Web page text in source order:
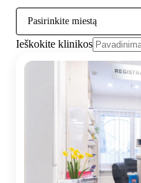
Pasirinkite miestą
Ieškokite klinikos